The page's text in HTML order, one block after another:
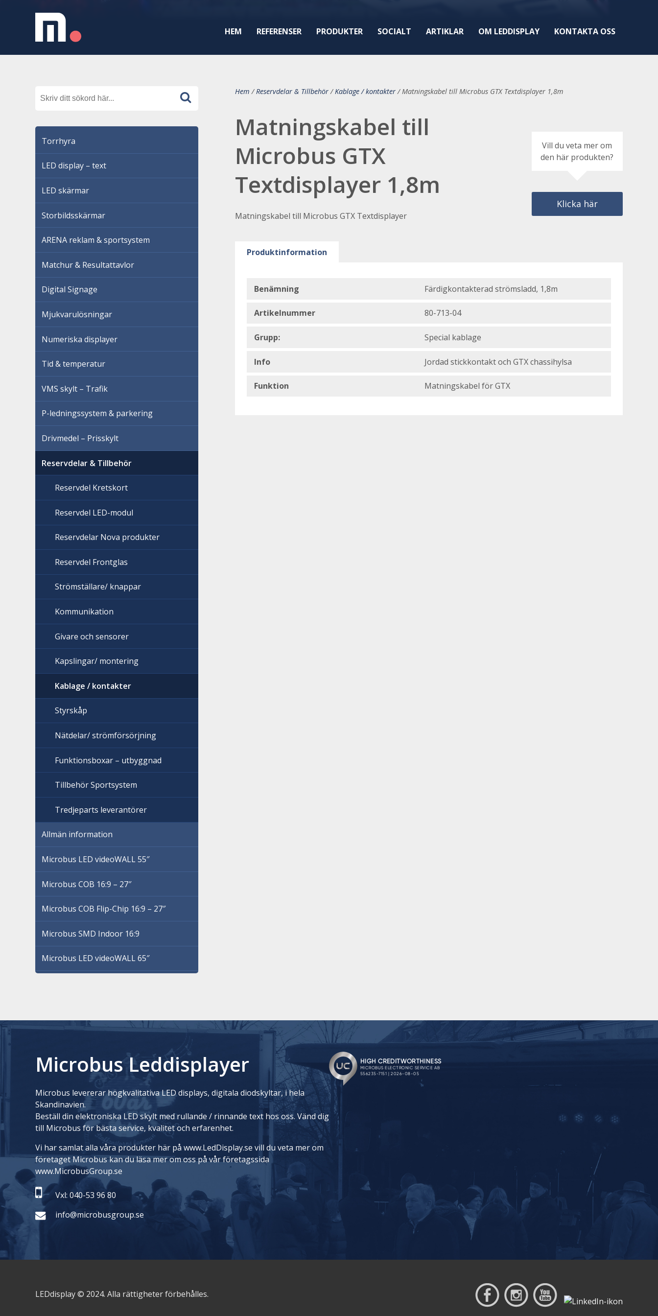
HEM REFERENSER PRODUKTER SOCIALT ARTIKLAR OM LEDDISPLAY KONTAKTA OSS
Hem /Reservdelar & Tillbehör/Kablage / kontakter/Matningskabel till Microbus GTX Textdisplayer 1,8m
Matningskabel till
Microbus GTX
Textdisplayer 1,8m
Matningskabel till Microbus GTX Textdisplayer
Vill du veta mer om
den här produkten?
Klicka här
Produktinformation
Benämning Färdigkontakterad strömsladd, 1,8m
Artikelnummer 80-713-04
Grupp: Special kablage
Info Jordad stickkontakt och GTX chassihylsa
Funktion Matningskabel för GTX
Torrhyra
LED display – text
LED skärmar
Storbildsskärmar
ARENA reklam & sportsystem
Matchur & Resultattavlor
Digital Signage
Mjukvarulösningar
Numeriska displayer
Tid & temperatur
VMS skylt – Trafik
P-ledningssystem & parkering
Drivmedel – Prisskylt
Reservdelar & Tillbehör
Reservdel Kretskort
Reservdel LED-modul
Reservdelar Nova produkter
Reservdel Frontglas
Strömställare/ knappar
Kommunikation
Givare och sensorer
Kapslingar/ montering
Kablage / kontakter
Styrskåp
Nätdelar/ strömförsörjning
Funktionsboxar – utbyggnad
Tillbehör Sportsystem
Tredjeparts leverantörer
Allmän information
Microbus LED videoWALL 55″
Microbus COB 16:9 – 27″
Microbus COB Flip-Chip 16:9 – 27″
Microbus SMD Indoor 16:9
Microbus LED videoWALL 65″
Microbus Leddisplayer
Microbus levererar högkvalitativa LED displays, digitala diodskyltar, i hela
Skandinavien.
Beställ din elektroniska LED skylt med rullande / rinnande text hos oss. Vänd dig
till Microbus för bästa service, kvalitet och erfarenhet.
Vi har samlat alla våra produkter här på www.LedDisplay.se vill du veta mer om
företaget Microbus kan du läsa mer om oss på vår företagssida
www.MicrobusGroup.se
Vxl: 040-53 96 80
info@microbusgroup.se
LEDdisplay © 2024. Alla rättigheter förbehålles.